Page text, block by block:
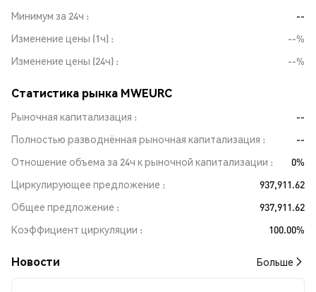
Минимум за 24ч
--
Изменение цены (1ч)
--%
Изменение цены (24ч)
--%
Статистика рынка MWEURC
Рыночная капитализация
--
Полностью разводнённая рыночная капитализация
--
Отношение объема за 24ч к рыночной капитализации
0%
Циркулирующее предложение
937,911.62
Общее предложение
937,911.62
Коэффициент циркуляции
100.00%
Новости Больше